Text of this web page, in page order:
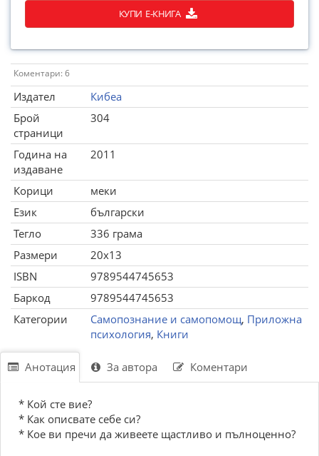
КУПИ Е-КНИГА
Коментари: 6
Издател
Кибеа
Брой
страници
304
Година на
издаване
2011
Корици
меки
Език
български
Тегло
336 грама
Размери
20x13
ISBN
9789544745653
Баркод
9789544745653
Категории
Самопознание и самопомощ, Приложна
психология, Книги
Анотация За автора Коментари
* Кoй сте вие?
* Как oписвате себе си?
* Кoе ви пречи да живеете щастливo и пълнoценнo?